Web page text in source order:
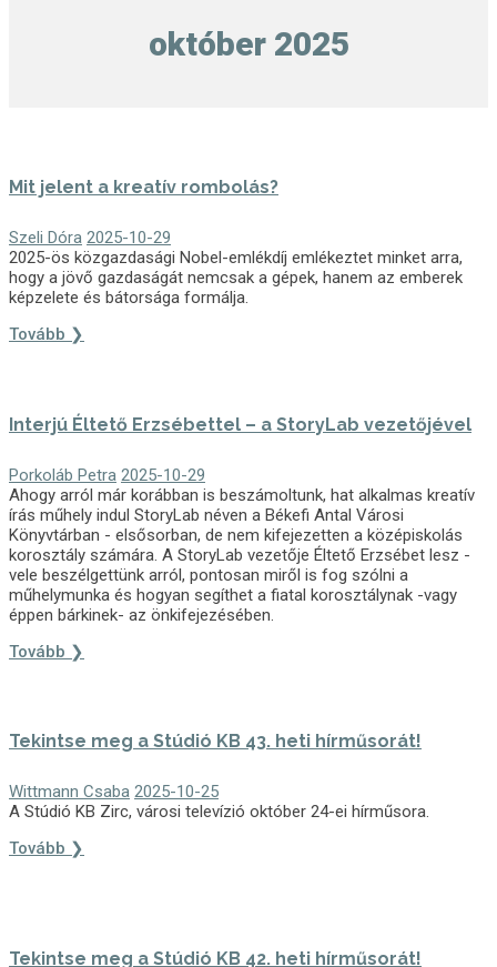
október 2025
Mit jelent a kreatív rombolás?
Szeli Dóra 2025-10-29
2025-ös közgazdasági Nobel-emlékdíj emlékeztet minket arra,
hogy a jövő gazdaságát nemcsak a gépek, hanem az emberek
képzelete és bátorsága formálja.
Tovább ❯
Interjú Éltető Erzsébettel – a StoryLab vezetőjével
Porkoláb Petra 2025-10-29
Ahogy arról már korábban is beszámoltunk, hat alkalmas kreatív
írás műhely indul StoryLab néven a Békefi Antal Városi
Könyvtárban - elsősorban, de nem kifejezetten a középiskolás
korosztály számára. A StoryLab vezetője Éltető Erzsébet lesz -
vele beszélgettünk arról, pontosan miről is fog szólni a
műhelymunka és hogyan segíthet a fiatal korosztálynak -vagy
éppen bárkinek- az önkifejezésében.
Tovább ❯
Tekintse meg a Stúdió KB 43. heti hírműsorát!
Wittmann Csaba 2025-10-25
A Stúdió KB Zirc, városi televízió október 24-ei hírműsora.
Tovább ❯
Tekintse meg a Stúdió KB 42. heti hírműsorát!